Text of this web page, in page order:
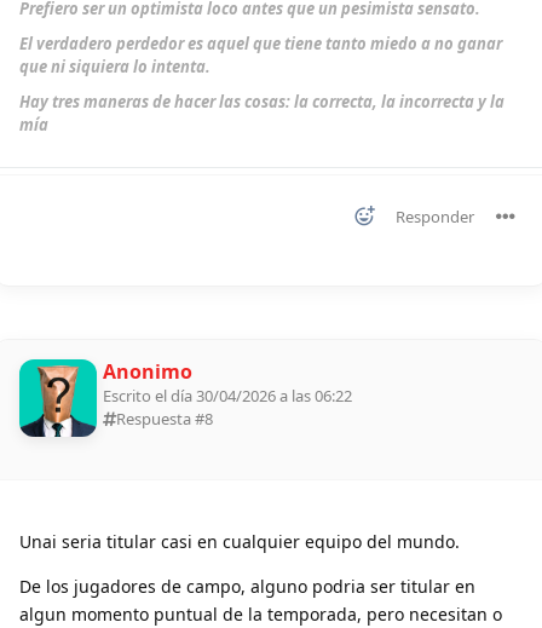
Prefiero ser un optimista loco antes que un pesimista sensato.
El verdadero perdedor es aquel que tiene tanto miedo a no ganar
que ni siquiera lo intenta.
Hay tres maneras de hacer las cosas: la correcta, la incorrecta y la
mía
Responder
Anonimo
Escrito el día 30/04/2026 a las 06:22
Respuesta #8
Unai seria titular casi en cualquier equipo del mundo.
De los jugadores de campo, alguno podria ser titular en
algun momento puntual de la temporada, pero necesitan o